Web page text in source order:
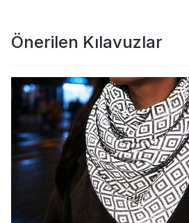
Önerilen Kılavuzlar